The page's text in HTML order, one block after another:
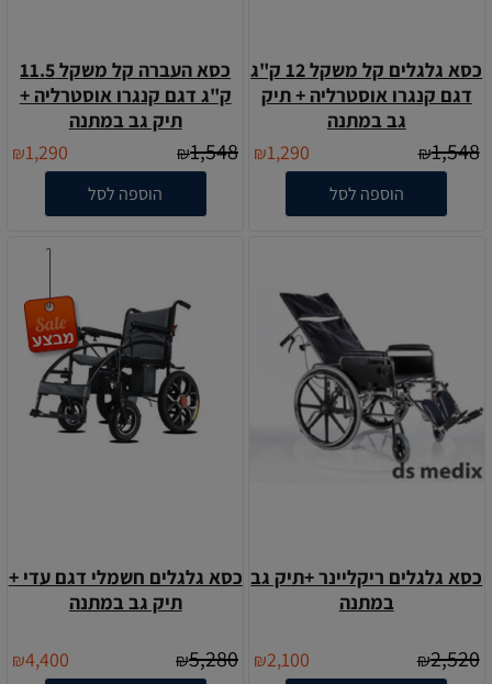
כסא גלגלים קל משקל 12 ק"ג
דגם קנגרו אוסטרליה + תיק
גב במתנה
₪1,548
₪1,290
הוספה לסל
כסא העברה קל משקל 11.5
ק"ג דגם קנגרו אוסטרליה +
תיק גב במתנה
₪1,548
₪1,290
הוספה לסל
כסא גלגלים ריקליינר +תיק גב
במתנה
₪2,520
₪2,100
כסא גלגלים חשמלי דגם עדי +
תיק גב במתנה
₪5,280
₪4,400